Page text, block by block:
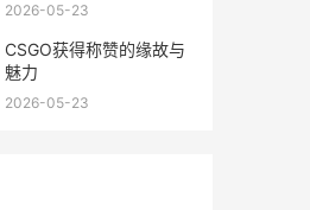
2026-05-23
CSGO获得称赞的缘故与
魅力
2026-05-23